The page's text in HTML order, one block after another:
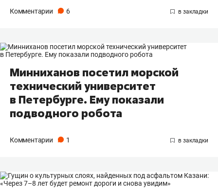
Комментарии 6
Минниханов посетил морской
технический университет
в Петербурге. Ему показали
подводного робота
Комментарии 1